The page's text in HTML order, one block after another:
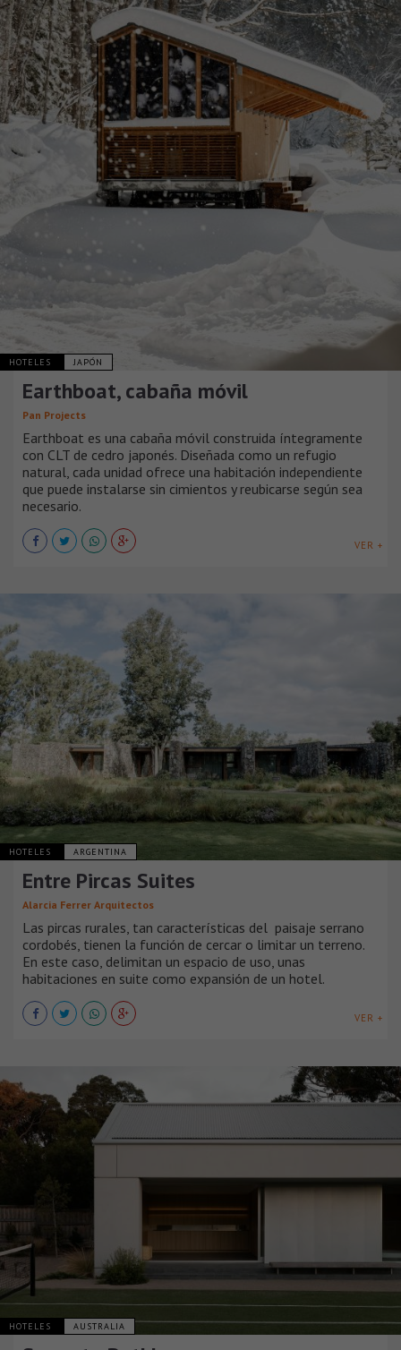
HOTELES JAPÓN
Earthboat, cabaña móvil
Pan Projects
Earthboat es una cabaña móvil construida íntegramente
con CLT de cedro japonés. Diseñada como un refugio
natural, cada unidad ofrece una habitación independiente
que puede instalarse sin cimientos y reubicarse según sea
necesario.
VER +
HOTELES ARGENTINA
Entre Pircas Suites
Alarcia Ferrer Arquitectos
Las pircas rurales, tan características del paisaje serrano
cordobés, tienen la función de cercar o limitar un terreno.
En este caso, delimitan un espacio de uso, unas
habitaciones en suite como expansión de un hotel.
VER +
HOTELES AUSTRALIA